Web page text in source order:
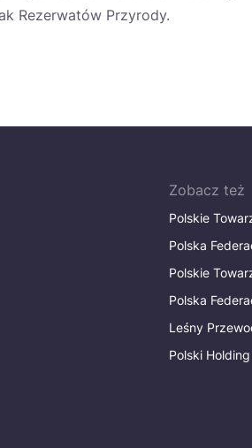
Rezerwatów Przyrody.
Zobacz też
Polskie
Polska
Polskie
Polska
Leśny
Polski